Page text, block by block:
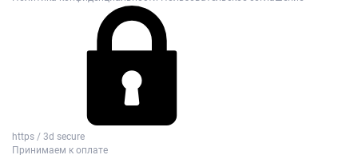
https / 3d secure
Принимаем к оплате